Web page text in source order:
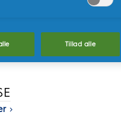
Tillad alle